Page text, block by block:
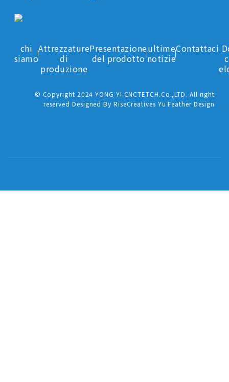
chi
siamo
Attrezzature
di
produzione
Presentazione
del prodotto
ultime
notizie
Contattaci
© Copyright 2024 YONG YI CNCTETCH.Co.,LTD. All right
reserved Designed By RiseCreatives Yu Feather Design